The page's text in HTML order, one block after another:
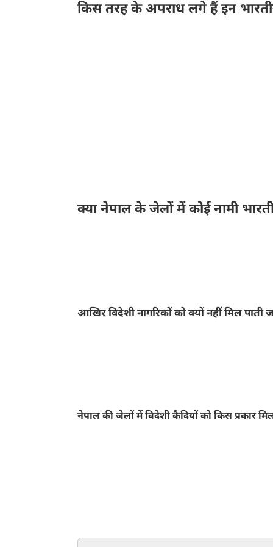
किस तरह के अपराध लगे हैं इन
क्या नेपाल के जेलों में कोई नामी
आखिर विदेशी नागरिकों को क्यों नहीं मिल पाती
नेपाल की जेलों में विदेशी कैदियों को किस प्रकार